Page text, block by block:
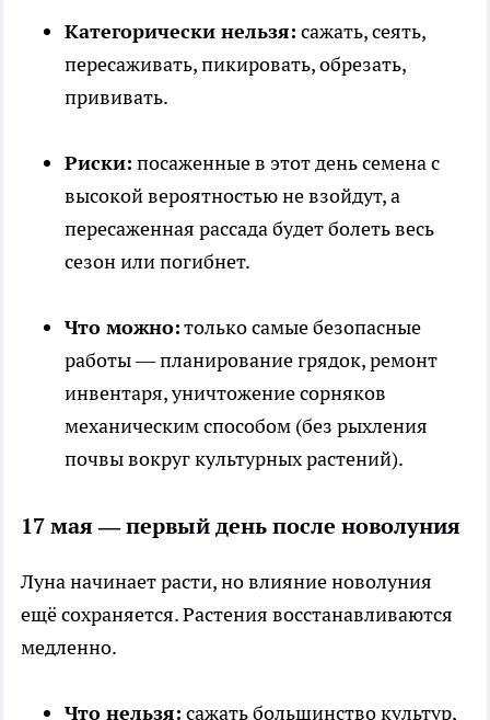
Категорически нельзя: сажать, сеять,
пересаживать, пикировать, обрезать,
прививать.
Риски: посаженные в этот день семена с
высокой вероятностью не взойдут, а
пересаженная рассада будет болеть весь
сезон или погибнет.
Что можно:только самые безопасные
работы — планирование грядок, ремонт
инвентаря, уничтожение сорняков
механическим способом (без рыхления
почвы вокруг культурных растений).
17 мая — первый день после новолуния
Луна начинает расти, но влияние новолуния
ещё сохраняется. Растения восстанавливаются
медленно.
Что нельзя: сажать большинство культур,